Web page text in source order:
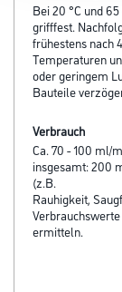
Bei 20 °C und
grifffest.
frühestens nach
Temperaturen
oder geringem
Bauteile
Verbrauch
Ca. 70 - 100 ml/
insgesamt: 200
(z.B.
Rauhigkeit,
ermitteln.